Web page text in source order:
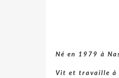
Né en 1979 à
Vit et travaille à